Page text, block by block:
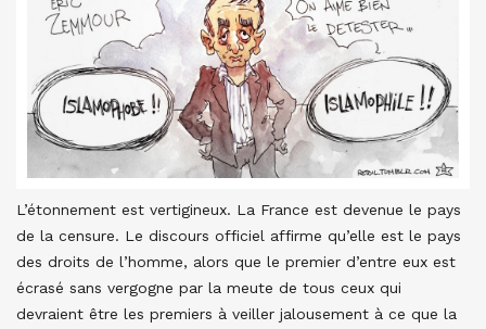
L’étonnement est vertigineux. La France est devenue le pays
de la censure. Le discours officiel affirme qu’elle est le pays
des droits de l’homme, alors que le premier d’entre eux est
écrasé sans vergogne par la meute de tous ceux qui
devraient être les premiers à veiller jalousement à ce que la